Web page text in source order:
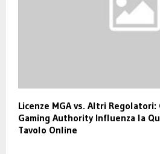
Licenze MGA vs. Altri Regolatori:
Gaming Authority Influenza la
Tavolo Online